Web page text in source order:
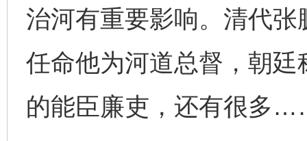
治河有重要影响。清代
任命他为河道总督，朝廷
的能臣廉吏，还有很多